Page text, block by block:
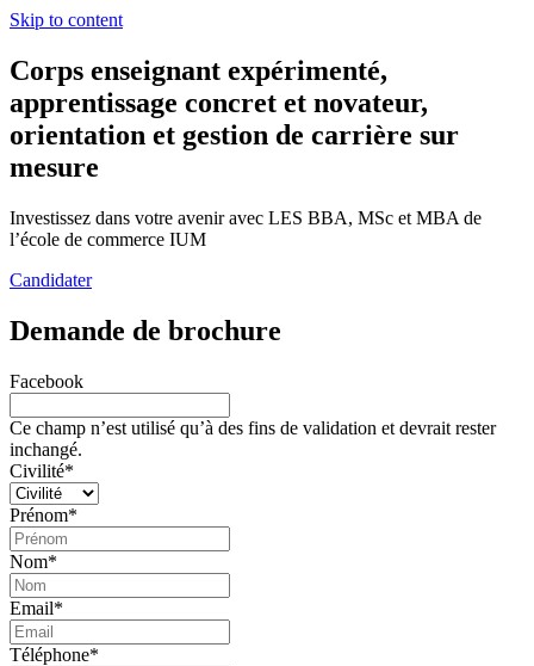
Skip to content
Corps enseignant expérimenté,
apprentissage concret et novateur,
orientation et gestion de carrière sur
mesure
Investissez dans votre avenir avec LES BBA, MSc et MBA de
l’école de commerce IUM
Candidater
Demande de brochure
Facebook
Ce champ n’est utilisé qu’à des fins de validation et devrait rester
inchangé.
Civilité*
Prénom*
Nom*
Email*
Téléphone*